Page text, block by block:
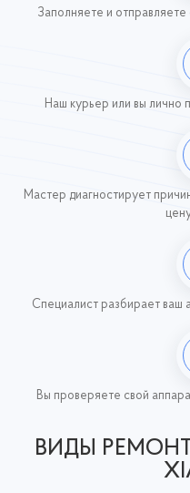
Заполняете и
Наш курьер или вы лично
Мастер диагностирует
Специалист разбирает ваш
Вы проверяете свой
ВИДЫ